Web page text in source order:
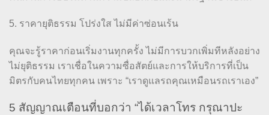
5. ราคายุติธรรม โปร่งใส ไม่มีค่าซ่อนเร้น
คุณจะรู้ราคาก่อนเริ่มงานทุกครั้ง ไม่มีการบวกเพิ่มทีหลังอย่าง
ไม่ยุติธรรม เราเชื่อในความซื่อสัตย์และการให้บริการที่เป็น
มิตรกับคนไทยทุกคน เพราะ “เราดูแลรถคุณเหมือนรถเราเอง”
5 สัญญาณเตือนที่บอกว่า “ได้เวลาโทร กรุณาปะ